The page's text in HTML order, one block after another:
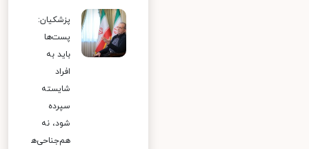
پزشکیان:
پست‌ها
باید به
افراد
شایسته
سپرده
شود، نه
هم‌جناحی‌ه